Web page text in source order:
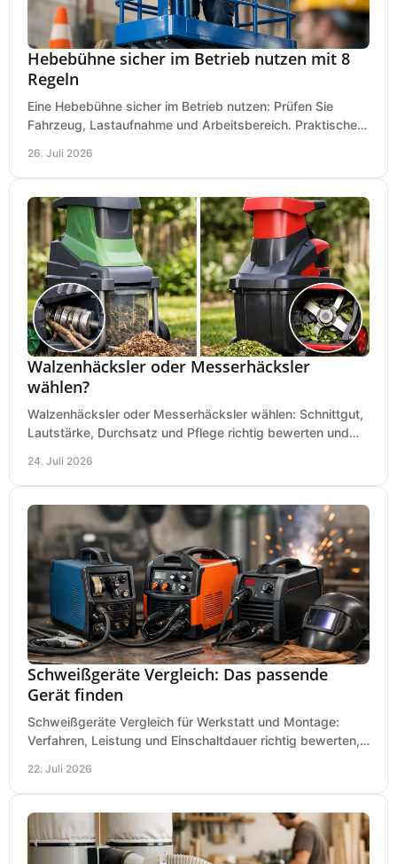
Hebebühne sicher im Betrieb nutzen mit 8
Regeln
Eine Hebebühne sicher im Betrieb nutzen: Prüfen Sie
Fahrzeug, Lastaufnahme und Arbeitsbereich. Praktische
26. Juli 2026
Walzenhäcksler oder Messerhäcksler
wählen?
Walzenhäcksler oder Messerhäcksler wählen: Schnittgut,
Lautstärke, Durchsatz und Pflege richtig bewerten und
24. Juli 2026
Schweißgeräte Vergleich: Das passende
Gerät finden
Schweißgeräte Vergleich für Werkstatt und Montage:
Verfahren, Leistung und Einschaltdauer richtig bewerten,
22. Juli 2026